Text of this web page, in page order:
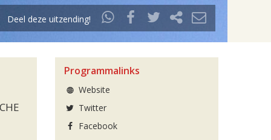
Deel deze uitzending!
Programmalinks
Website
Twitter
Facebook